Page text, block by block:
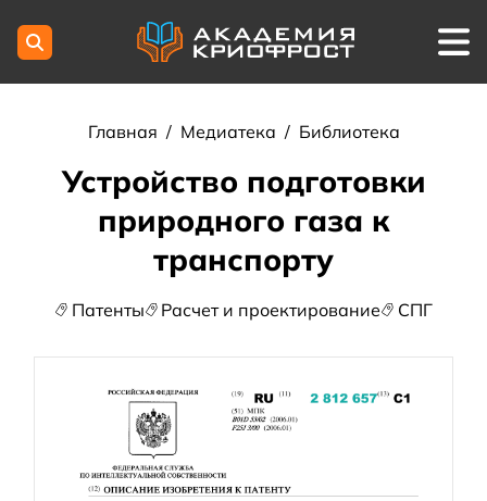
Главная / Медиатека / Библиотека
Устройство подготовки
природного газа к
транспорту
Патенты Расчет и проектирование СПГ